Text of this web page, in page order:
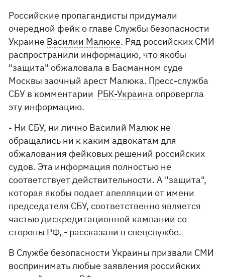
Российские пропагандисты придумали
очередной фейк о главе Службы безопасности
Украине Василии Малюке. Ряд российских СМИ
распространили информацию, что якобы
"защита" обжаловала в Басманном суде
Москвы заочный арест Малюка. Пресс-служба
СБУ в комментарии РБК-Украина опровергла
эту информацию.
- Ни СБУ, ни лично Василий Малюк не
обращались ни к каким адвокатам для
обжалования фейковых решений российских
судов. Эта информация полностью не
соответствует действительности. А "защита",
которая якобы подает апелляции от имени
председателя СБУ, соответственно является
частью дискредитационной кампании со
стороны РФ, - рассказали в спецслужбе.
В Службе безопасности Украины призвали СМИ
воспринимать любые заявления российских